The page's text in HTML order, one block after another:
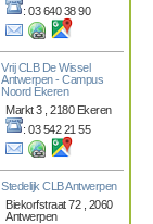
: 03 640 38 90
Vrij CLB De Wissel
Antwerpen - Campus
Noord Ekeren
Markt 3 , 2180 Ekeren
: 03 542 21 55
Stedelijk CLB Antwerpen
Biekorfstraat 72 , 2060
Antwerpen